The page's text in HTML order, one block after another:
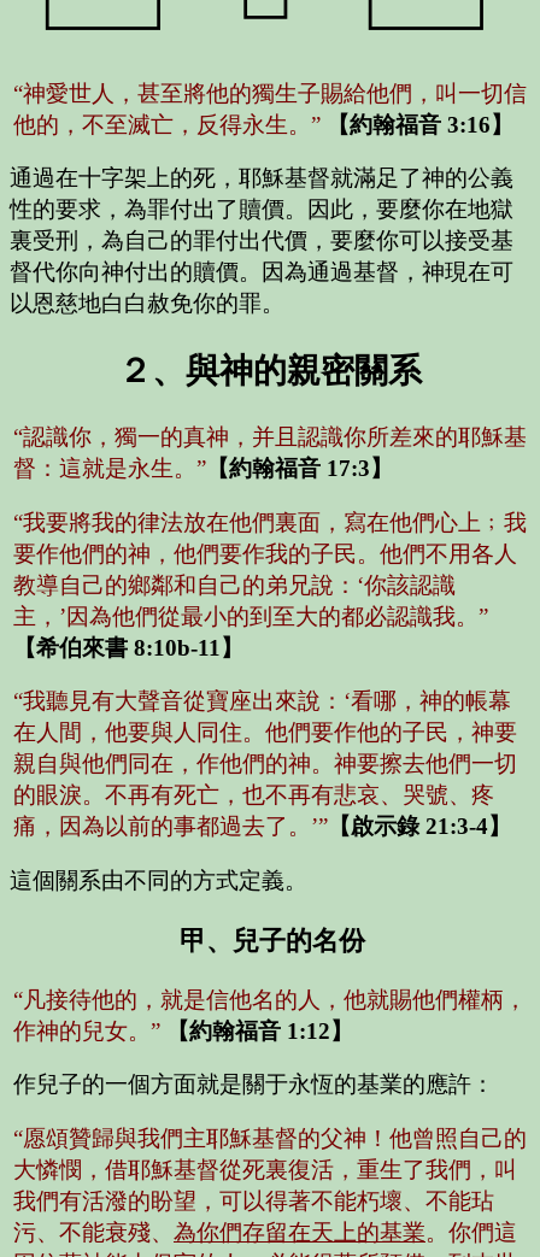
“神愛世人，甚至將他的獨生子賜給他們，叫一切信
他的，不至滅亡，反得永生。”
【約翰福音 3:16】
通過在十字架上的死，耶穌基督就滿足了神的公義
性的要求，為罪付出了贖價。因此，要麼你在地獄
裏受刑，為自己的罪付出代價，要麼你可以接受基
督代你向神付出的贖價。因為通過基督，神現在可
以恩慈地白白赦免你的罪。
２、與神的親密關系
“認識你，獨一的真神，并且認識你所差來的耶穌基
督：這就是永生。” 【約翰福音 17:3】
“我要將我的律法放在他們裏面，寫在他們心上﹔我
要作他們的神，他們要作我的子民。他們不用各人
教導自己的鄉鄰和自己的弟兄說：‘你該認識
主，’因為他們從最小的到至大的都必認識我。”
【希伯來書 8:10b-11】
“我聽見有大聲音從寶座出來說：‘看哪，神的帳幕
在人間，他要與人同住。他們要作他的子民，神要
親自與他們同在，作他們的神。神要擦去他們一切
的眼淚。不再有死亡，也不再有悲哀、哭號、疼
痛，因為以前的事都過去了。’” 【啟示錄 21:3-4】
這個關系由不同的方式定義。
甲、兒子的名份
“凡接待他的，就是信他名的人，他就賜他們權柄，
作神的兒女。”
【約翰福音 1:12】
作兒子的一個方面就是關于永恆的基業的應許：
“愿頌贊歸與我們主耶穌基督的父神！他曾照自己的
大憐憫，借耶穌基督從死裏復活，重生了我們，叫
我們有活潑的盼望，可以得著不能朽壞、不能玷
污、不能衰殘、 為你們存留在天上的基業。你們這